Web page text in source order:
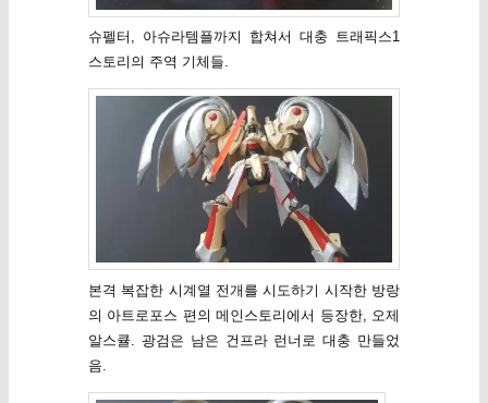
슈펠터, 아슈라템플까지 합쳐서 대충 트래픽스1
스토리의 주역 기체들.
본격 복잡한 시계열 전개를 시도하기 시작한 방랑
의 아트로포스 편의 메인스토리에서 등장한, 오제
알스큘. 광검은 남은 건프라 런너로 대충 만들었
음.